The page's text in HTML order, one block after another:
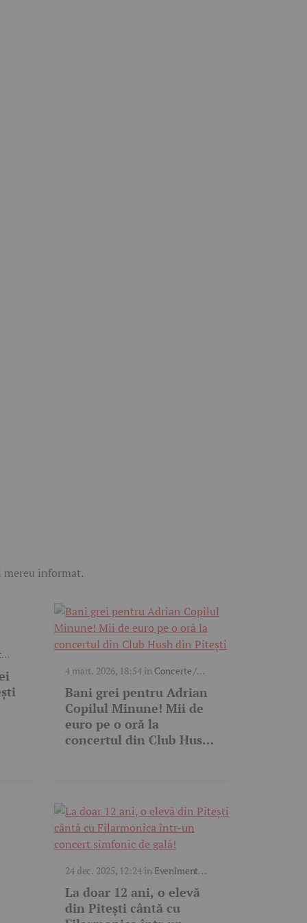
mereu informat.
4 mart. 2026, 18:54în Concerte /
party
Bani grei pentru Adrian
Copilul Minune! Mii de
euro pe o oră la
concertul din Club Hush
24 dec. 2025, 12:24în Eveniment
cultural
La doar 12 ani, o elevă
din Pitești cântă cu